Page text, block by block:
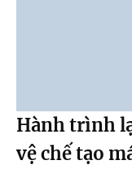
Hành trình
vệ chế tạo